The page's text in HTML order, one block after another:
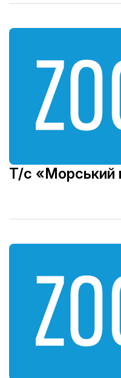
Т/с «Морський